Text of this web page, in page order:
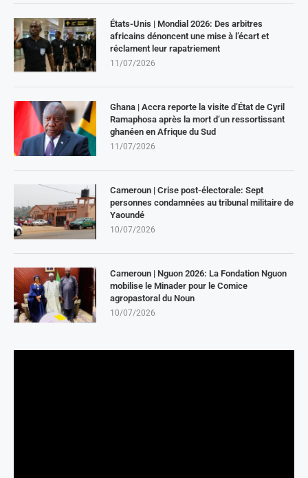
États-Unis | Mondial 2026: Des arbitres
africains dénoncent une mise à l’écart et
réclament leur rapatriement
11/07/2026
Ghana | Accra reporte la visite d’État de Cyril
Ramaphosa après la mort d’un ressortissant
ghanéen en Afrique du Sud
11/07/2026
Cameroun | Crise post-électorale: Sept
personnes condamnées au tribunal militaire de
Yaoundé
10/07/2026
Cameroun | Nguon 2026: La Fondation Nguon
mobilise le Minader pour le Comice
agropastoral du Noun
10/07/2026